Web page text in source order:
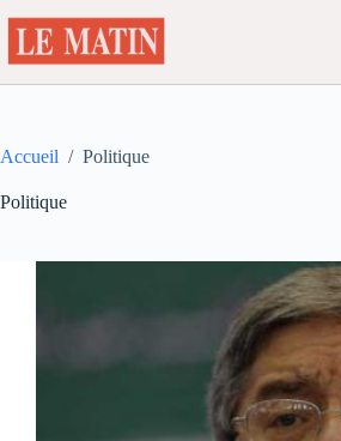
au
contenu
Accueil / Politique
Politique